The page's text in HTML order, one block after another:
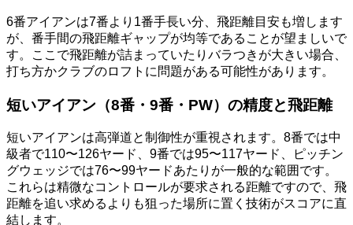
6番アイアンは7番より1番手長い分、飛距離目安も増します
が、番手間の飛距離ギャップが均等であることが望ましいで
す。ここで飛距離が詰まっていたりバラつきが大きい場合、
打ち方かクラブのロフトに問題がある可能性があります。
短いアイアン（8番・9番・PW）の精度と飛距離
短いアイアンは高弾道と制御性が重視されます。8番では中
級者で110〜126ヤード、9番では95〜117ヤード、ピッチン
グウェッジでは76〜99ヤードあたりが一般的な範囲です。
これらは精微なコントロールが要求される距離ですので、飛
距離を追い求めるよりも狙った場所に置く技術がスコアに直
結します。